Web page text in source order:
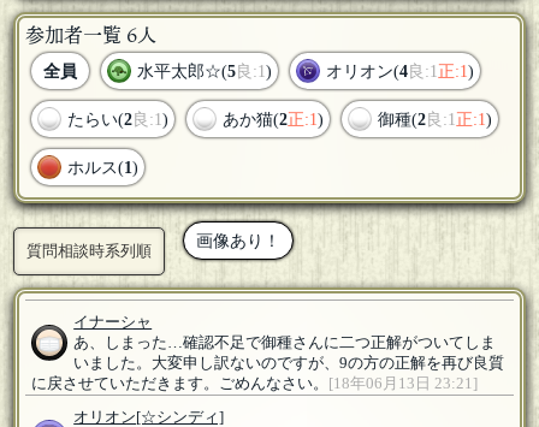
参加者一覧 6人
全員 水平太郎☆(5良:1) オリオン(4良:1正:1)
たらい(2良:1) あか猫(2正:1) 御種(2良:1正:1)
ホルス(1)
質問相談時系列順
画像あり！
イナーシャ
あ、しまった…確認不足で御種さんに二つ正解がついてしま
いました。大変申し訳ないのですが、9の方の正解を再び良質
に戻させていただきます。ごめんなさい。 [18年06月13日 23:21]
オリオン[☆シンディ]